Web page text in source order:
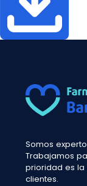
Somos
Trabajamos
prioridad es la
clientes.